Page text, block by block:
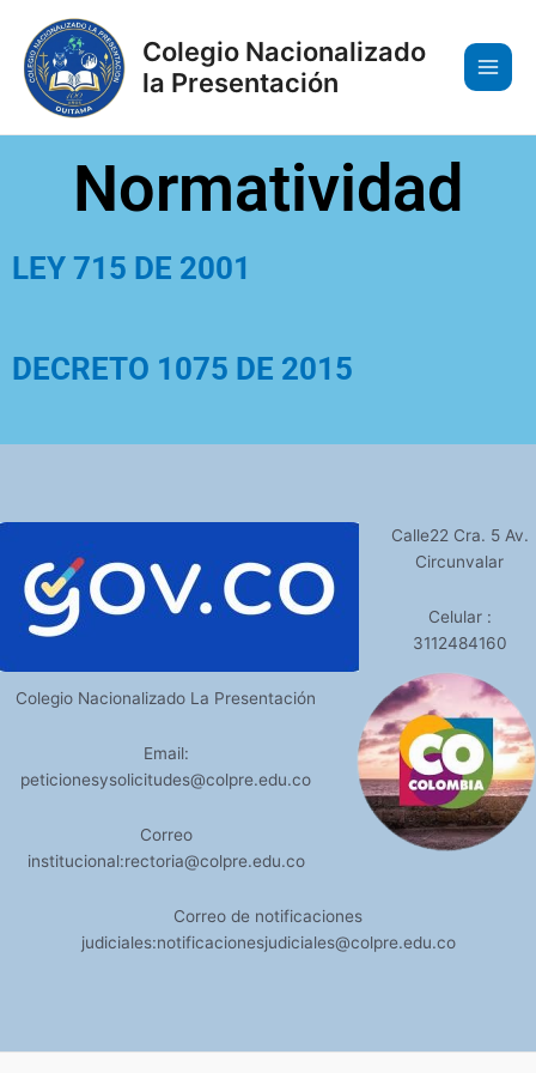
contenido
Colegio Nacionalizado
la Presentación
Normatividad
LEY 715 DE 2001
DECRETO 1075 DE 2015
Calle22 Cra. 5 Av.
Circunvalar
Celular :
3112484160
Colegio Nacionalizado La Presentación
Email:
peticionesysolicitudes@colpre.edu.co
Correo
institucional:rectoria@colpre.edu.co
Correo de notificaciones
judiciales:notificacionesjudiciales@colpre.edu.co